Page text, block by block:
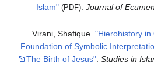
Islam" (PDF).Journal of
Virani, Shafique."Hierohistory in
Foundation of Symbolic
The Birth of Jesus" .Studies in